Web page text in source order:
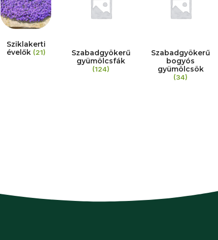
Sziklakerti
évelők (21)
Szabadgyökerű
gyümölcsfák
(124)
Szabadgyökerű
bogyós
gyümölcsök
(34)